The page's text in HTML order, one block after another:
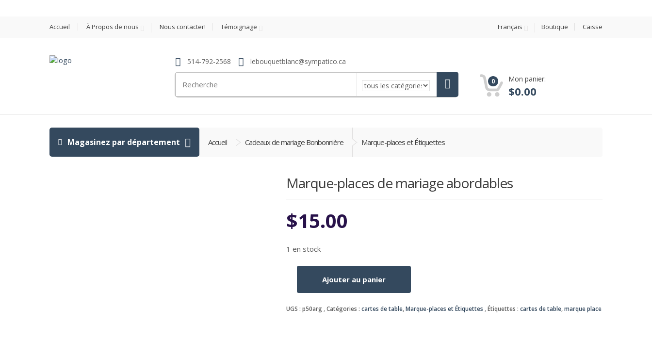
Accueil À Propos de nous Nous contacter! Témoignage Français Boutique Caisse
514-792-2568 lebouquetblanc@sympatico.ca
for:
0 Mon panier:
$0.00
Magasinez par département Accueil Cadeaux de mariage Bonbonnière Marque-places et Étiquettes
Marque-places de mariage abordables
$15.00
1 en stock
Marque-
Ajouter au panier
UGS : p50arg Catégories : cartes de table,Marque-places et Étiquettes Étiquettes : cartes de table,marque place